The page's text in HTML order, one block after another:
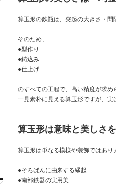
算玉形の鉄瓶は、突起の大きさ・
そのため、
●型作り
●鋳込み
●仕上げ
のすべての工程で、高い精度が求め
一見素朴に見える算玉形ですが、
算玉形は意味と美しさ
算玉形は単なる模様や装飾ではあり
●そろばんに由来する縁起
●南部鉄器の実用美